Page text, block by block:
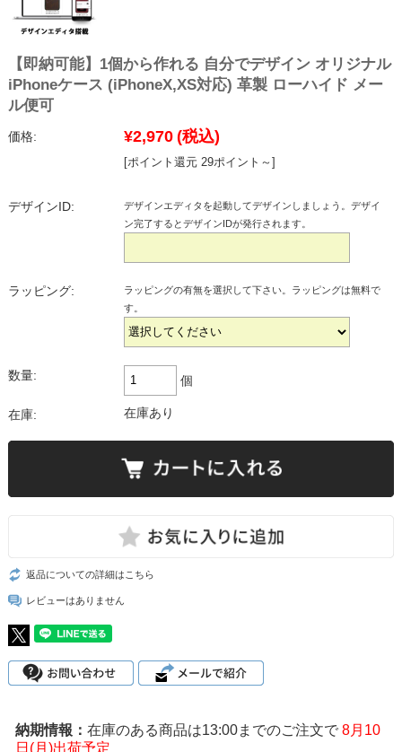
【即納可能】1個から作れる 自分でデザイン オリジナル
iPhoneケース (iPhoneX,XS対応) 革製 ローハイド メー
ル便可
価格: ¥2,970 (税込)
[ポイント還元 29ポイント～]
デザインID:
デザインエディタを起動してデザインしましょう。デザイ
ン完了するとデザインIDが発行されます。
ラッピング:
ラッピングの有無を選択して下さい。ラッピングは無料で
す。
数量: 個
在庫: 在庫あり
返品についての詳細はこちら
レビューはありません
在庫のある商品は13:00までのご注文で 8月10
日(月)出荷予定